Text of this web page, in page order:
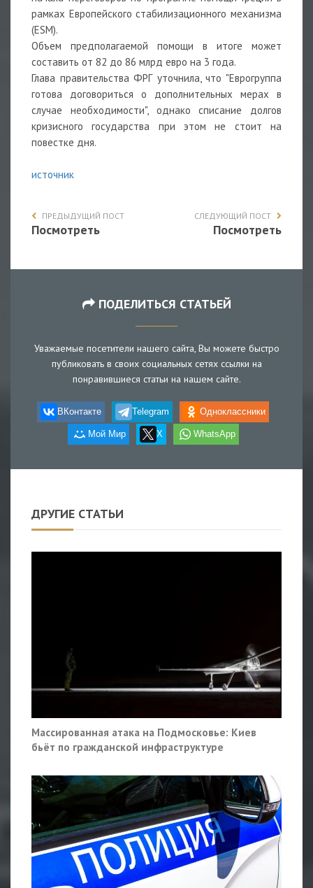
рамках Европейского стабилизационного механизма
(ESM).
Объем предполагаемой помощи в итоге может
составить от 82 до 86 млрд евро на 3 года.
Глава правительства ФРГ уточнила, что "Еврогруппа
готова договориться о дополнительных мерах в
случае необходимости", однако списание долгов
кризисного государства при этом не стоит на
повестке дня.
источник
ПРЕДЫДУЩИЙ ПОСТ
Посмотреть
СЛЕДУЮЩИЙ ПОСТ
Посмотреть
ПОДЕЛИТЬСЯ СТАТЬЕЙ
Уважаемые посетители нашего сайта, Вы можете быстро
публиковать в своих социальных сетях ссылки на
понравившиеся статьи на нашем сайте.
ВКонтакте Telegram Одноклассники
Мой Мир X WhatsApp
ДРУГИЕ СТАТЬИ
Массированная атака на Подмосковье: Киев
бьёт по гражданской инфраструктуре